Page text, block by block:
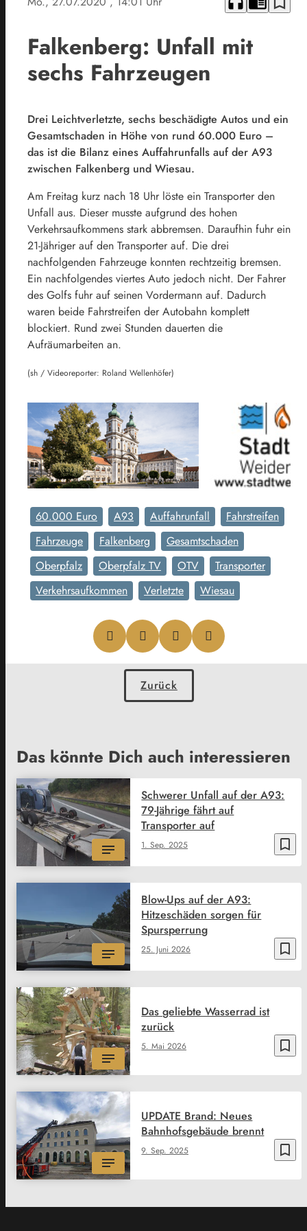
Falkenberg: Unfall mit
sechs Fahrzeugen
Drei Leichtverletzte, sechs beschädigte Autos und ein
Gesamtschaden in Höhe von rund 60.000 Euro –
das ist die Bilanz eines Auffahrunfalls auf der A93
zwischen Falkenberg und Wiesau.
Am Freitag kurz nach 18 Uhr löste ein Transporter den
Unfall aus. Dieser musste aufgrund des hohen
Verkehrsaufkommens stark abbremsen. Daraufhin fuhr ein
21-Jähriger auf den Transporter auf. Die drei
nachfolgenden Fahrzeuge konnten rechtzeitig bremsen.
Ein nachfolgendes viertes Auto jedoch nicht. Der Fahrer
des Golfs fuhr auf seinen Vordermann auf. Dadurch
waren beide Fahrstreifen der Autobahn komplett
blockiert. Rund zwei Stunden dauerten die
Aufräumarbeiten an.
(sh / Videoreporter: Roland Wellenhöfer)
60.000 Euro A93 Auffahrunfall
Fahrstreifen
Fahrzeuge
Falkenberg
Gesamtschaden
Oberpfalz
Oberpfalz TV OTV
Transporter
Verkehrsaufkommen
Verletzte Wiesau
Zurück
Das könnte Dich auch interessieren
bookmark_border
1. Sep. 2025
Schwerer Unfall auf der A93:
79-Jährige fährt auf
Transporter auf
bookmark_border
25. Juni 2026
Blow-Ups auf der A93:
Hitzeschäden sorgen für
Spursperrung
bookmark_border
5. Mai 2026
Das geliebte Wasserrad ist
zurück
bookmark_border
9. Sep. 2025
UPDATE Brand: Neues
Bahnhofsgebäude brennt